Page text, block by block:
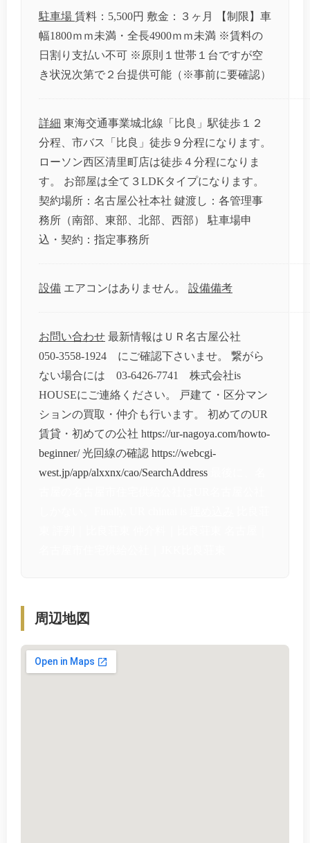
駐車場 賃料：5,500円 敷金：３ヶ月 【制限】車
幅1800ｍｍ未満・全長4900ｍｍ未満 ※賃料の
日割り支払い不可 ※原則１世帯１台ですが空
き状況次第で２台提供可能（※事前に要確認）
詳細 東海交通事業城北線「比良」駅徒歩１２
分程、市バス「比良」徒歩９分程になります。
ローソン西区清里町店は徒歩４分程になりま
す。 お部屋は全て３LDKタイプになります。
契約場所：名古屋公社本社 鍵渡し：各管理事
務所（南部、東部、北部、西部） 駐車場申
込・契約：指定事務所
設備 エアコンはありません。 設備備考
お問い合わせ 最新情報はＵＲ名古屋公社
050-3558-1924 にご確認下さいませ。 繋がら
ない場合には 03-6426-7741 株式会社is
HOUSEにご連絡ください。 戸建て・区分マン
ションの買取・仲介も行います。 初めてのUR
賃貸・初めての公社 https://ur-nagoya.com/howto-
beginner/光回線の確認 https://webcgi-
west.jp/app/alxxnx/cao/SearchAddress
周辺地図